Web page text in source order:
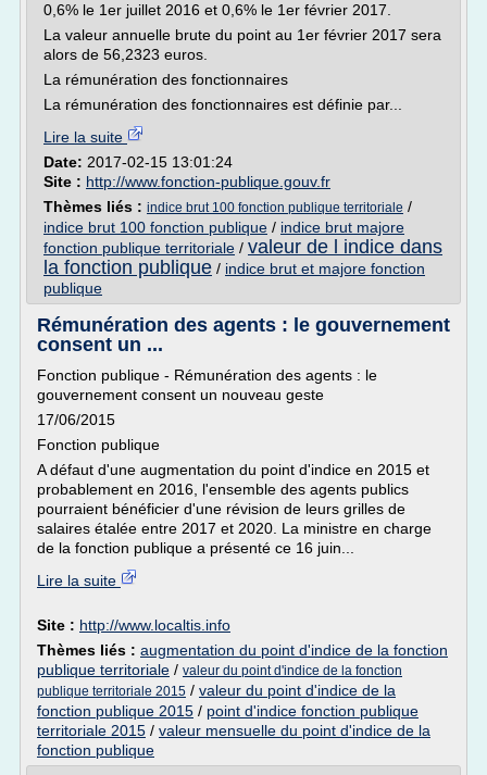
0,6% le 1er juillet 2016 et 0,6% le 1er février 2017.
La valeur annuelle brute du point au 1er février 2017 sera
alors de 56,2323 euros.
La rémunération des fonctionnaires
La rémunération des fonctionnaires est définie par...
Lire la suite
Date: 2017-02-15 13:01:24
Site : http://www.fonction-publique.gouv.fr
Thèmes liés : indice brut 100 fonction publique territoriale /
indice brut 100 fonction publique / indice brut majore
fonction publique territoriale / valeur de l indice dans
la fonction publique / indice brut et majore fonction
publique
Rémunération des agents : le gouvernement
consent un ...
Fonction publique - Rémunération des agents : le
gouvernement consent un nouveau geste
17/06/2015
Fonction publique
A défaut d'une augmentation du point d'indice en 2015 et
probablement en 2016, l'ensemble des agents publics
pourraient bénéficier d'une révision de leurs grilles de
salaires étalée entre 2017 et 2020. La ministre en charge
de la fonction publique a présenté ce 16 juin...
Lire la suite
Site : http://www.localtis.info
Thèmes liés : augmentation du point d'indice de la fonction
publique territoriale / valeur du point d'indice de la fonction
publique territoriale 2015 / valeur du point d'indice de la
fonction publique 2015 / point d'indice fonction publique
territoriale 2015 / valeur mensuelle du point d'indice de la
fonction publique